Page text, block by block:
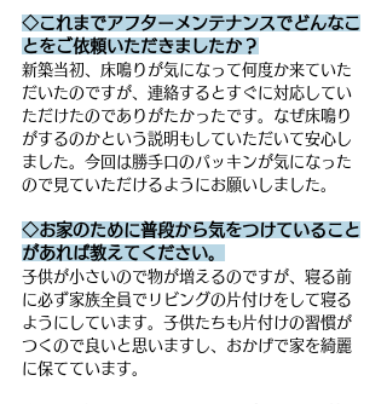
◇これまでアフターメンテナンスでどんなこ
とをご依頼いただきましたか？
新築当初、床鳴りが気になって何度か来ていた
だいたのですが、連絡するとすぐに対応してい
ただけたのでありがたかったです。なぜ床鳴り
がするのかという説明もしていただいて安心し
ました。今回は勝手口のパッキンが気になった
ので見ていただけるようにお願いしました。
◇お家のために普段から気をつけていること
があれば教えてください。
子供が小さいので物が増えるのですが、寝る前
に必ず家族全員でリビングの片付けをして寝る
ようにしています。子供たちも片付けの習慣が
つくので良いと思いますし、おかげで家を綺麗
に保てています。